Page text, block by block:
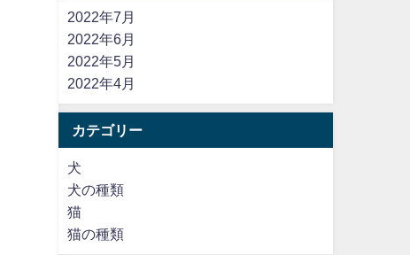
2022年7月
2022年6月
2022年5月
2022年4月
カテゴリー
犬
犬の種類
猫
猫の種類